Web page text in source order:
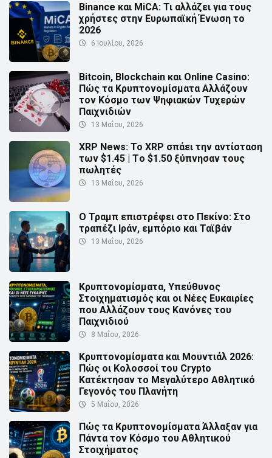
Binance και MiCA: Τι αλλάζει για τους
χρήστες στην Ευρωπαϊκή Ένωση το
2026
6 Ιουλίου, 2026
Bitcoin, Blockchain και Online Casino:
Πώς τα Κρυπτονομίσματα Αλλάζουν
τον Κόσμο των Ψηφιακών Τυχερών
Παιχνιδιών
13 Μαΐου, 2026
XRP News: Το XRP σπάει την αντίσταση
των $1.45 | Τo $1.50 ξύπνησαν τους
πωλητές
13 Μαΐου, 2026
Ο Τραμπ επιστρέφει στο Πεκίνο: Στο
τραπέζι Ιράν, εμπόριο και Ταϊβάν
13 Μαΐου, 2026
Κρυπτονομίσματα, Υπεύθυνος
Στοιχηματισμός και οι Νέες Ευκαιρίες
που Αλλάζουν τους Κανόνες του
Παιχνιδιού
8 Μαΐου, 2026
Κρυπτονομίσματα και Μουντιάλ 2026:
Πώς οι Κολοσσοί του Crypto
Κατέκτησαν το Μεγαλύτερο Αθλητικό
Γεγονός του Πλανήτη
5 Μαΐου, 2026
Πώς τα Κρυπτονομίσματα Άλλαξαν για
Πάντα τον Κόσμο του Αθλητικού
Στοιχήματος